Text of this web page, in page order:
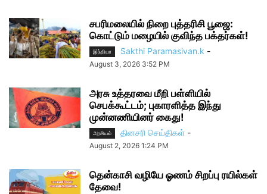
சபரிமலையில் நிறை புத்தரிசி பூஜை:
கொட்டும் மழையில் குவிந்த பக்தர்கள்!
இந்தியா Sakthi Paramasivan.k -
August 3, 2026 3:52 PM
அரசு உத்தரவை மீறி பள்ளியில்
செபக்கூட்டம்; புகாரளித்த இந்து
முன்னணியினர் கைது!
அரசியல் தினசரி செய்திகள் -
August 2, 2026 1:24 PM
தென்காசி வழியே ஓணம் சிறப்பு ரயில்கள்
தேவை!